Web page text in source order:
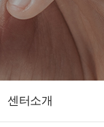
센터소개